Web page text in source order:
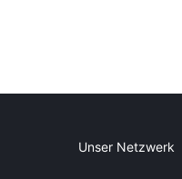
Unser Netzwerk